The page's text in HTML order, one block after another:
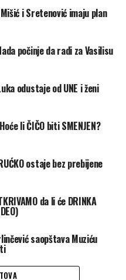
Mišić i Sretenović imaju plan
počinje da radi za Vasilisu
odustaje od UNE i ženi
li ČIČO biti SMENJEN?
ostaje bez prebijene
da li će DRINKA
saopštava Muziću